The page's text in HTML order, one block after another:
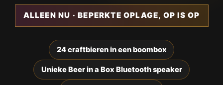
ALLEEN NU · BEPERKTE OPLAGE, OP IS OP
24 craftbieren in een boombox
Unieke Beer in a Box Bluetooth speaker